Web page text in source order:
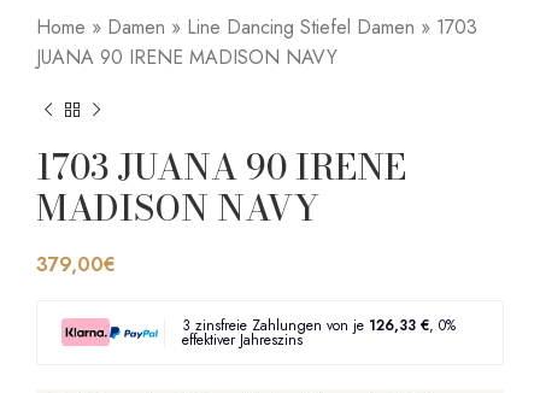
Home » Damen » Line Dancing Stiefel Damen » 1703
JUANA 90 IRENE MADISON NAVY
1703 JUANA 90 IRENE
MADISON NAVY
379,00€
3 zinsfreie Zahlungen von je 126,33 €, 0%
effektiver Jahreszins